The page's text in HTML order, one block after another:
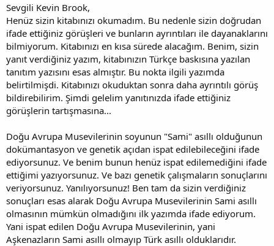
Sevgili Kevin Brook,
Henüz sizin kitabınızı okumadım. Bu nedenle sizin doğrudan
ifade ettiğiniz görüşleri ve bunların ayrıntıları ile dayanaklarını
bilmiyorum. Kitabınızı en kısa sürede alacağım. Benim, sizin
yanıt verdiğiniz yazım, kitabınızın Türkçe baskısına yazılan
tanıtım yazısını esas almıştır. Bu nokta ilgili yazımda
belirtilmişdi. Kitabınızı okuduktan sonra daha ayrıntılı görüş
bildirebilirim. Şimdi gelelim yanıtınızda ifade ettiğiniz
görüşlerin tartışmasına...
Doğu Avrupa Musevilerinin soyunun "Sami" asıllı olduğunun
dokümantasyon ve genetik açıdan ispat edilebileceğini ifade
ediyorsunuz. Ve benim bunun henüz ispat edilemediğini ifade
ettiğimi yazıyorsunuz. Ve bazı genetik çalışmaların sonuçlarını
veriyorsunuz. Yanılıyorsunuz! Ben tam da sizin verdiğiniz
sonuçları esas alarak Doğu Avrupa Musevilerinin Sami asıllı
olmasının mümkün olmadığını ilk yazımda ifade ediyorum.
Yani ispat edilen Doğu Avrupa Musevilerinin, yani
Aşkenazların Sami asıllı olmayıp Türk asıllı olduklarıdır.